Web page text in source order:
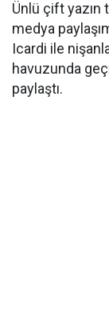
Ünlü çift yazın
medya
Icardi ile
havuzunda
paylaştı.